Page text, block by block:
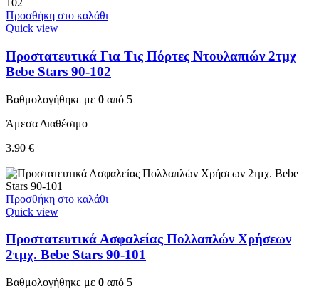
Προσθήκη στο καλάθι
Quick view
Προστατευτικά Για Τις Πόρτες Ντουλαπιών 2τμχ
Bebe Stars 90-102
Βαθμολογήθηκε με 0 από 5
Άμεσα Διαθέσιμο
3.90 €
Προσθήκη στο καλάθι
Quick view
Προστατευτικά Ασφαλείας Πολλαπλών Χρήσεων
2τμχ. Bebe Stars 90-101
Βαθμολογήθηκε με 0 από 5